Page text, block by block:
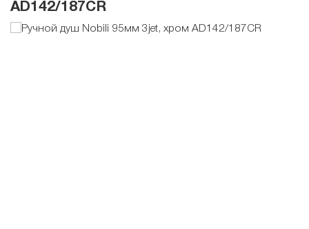
AD142/187CR